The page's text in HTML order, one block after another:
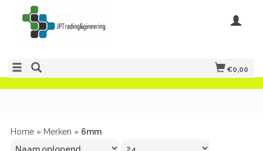
€0,00
Home » Merken » 6mm